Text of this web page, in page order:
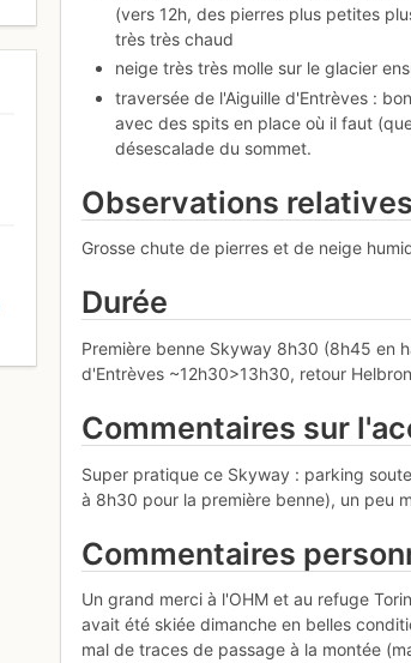
(vers 12h, des pierres plus petites
très très chaud
neige très très molle sur le glacier
traversée de l'Aiguille d'Entrèves :
avec des spits en place où il faut
désescalade du sommet.
Observations
Grosse chute de pierres et de neige
Durée
Première benne Skyway 8h30 (8h45 en
d'Entrèves ~12h30>13h30, retour
Commentaires sur
Super pratique ce Skyway : parking
à 8h30 pour la première benne), un peu
Commentaires
Un grand merci à l'OHM et au refuge
avait été skiée dimanche en belles
mal de traces de passage à la montée